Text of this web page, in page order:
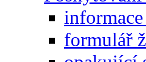
formulář